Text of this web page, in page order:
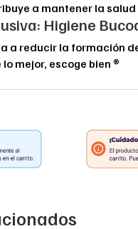
a mantener la
Higiene
a reducir la formación
mejor, escoge bien ®